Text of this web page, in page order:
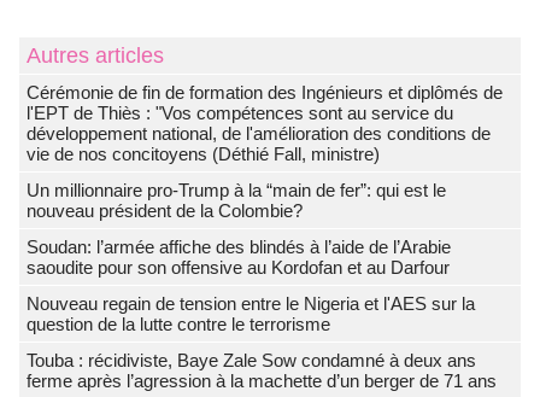
Autres articles
Cérémonie de fin de formation des Ingénieurs et diplômés de
l'EPT de Thiès : "Vos compétences sont au service du
développement national, de l'amélioration des conditions de
vie de nos concitoyens (Déthié Fall, ministre)
Un millionnaire pro-Trump à la “main de fer”: qui est le
nouveau président de la Colombie?
Soudan: l’armée affiche des blindés à l’aide de l’Arabie
saoudite pour son offensive au Kordofan et au Darfour
Nouveau regain de tension entre le Nigeria et l'AES sur la
question de la lutte contre le terrorisme
Touba : récidiviste, Baye Zale Sow condamné à deux ans
ferme après l’agression à la machette d’un berger de 71 ans